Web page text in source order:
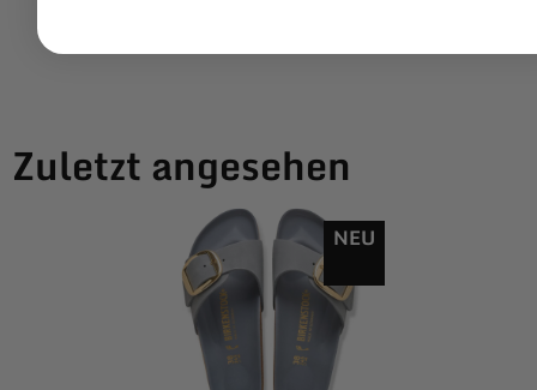
Zuletzt angesehen
NEU